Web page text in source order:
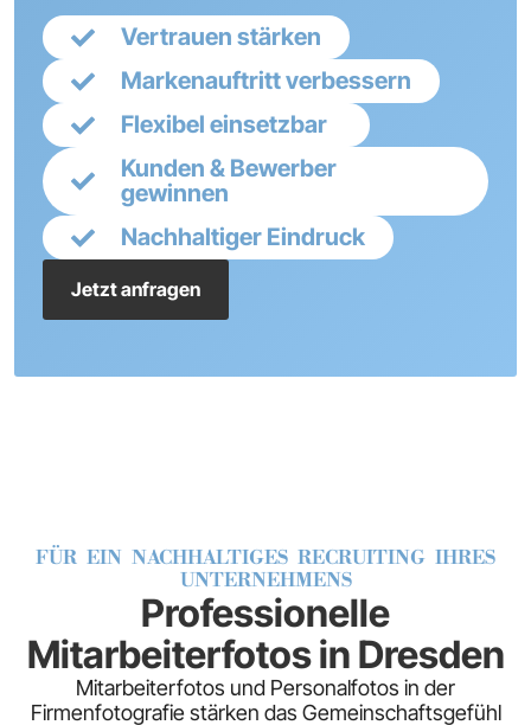
Vertrauen stärken
Markenauftritt verbessern
Flexibel einsetzbar
Kunden & Bewerber
gewinnen
Nachhaltiger Eindruck
Jetzt anfragen
FÜR EIN NACHHALTIGES RECRUITING IHRES
UNTERNEHMENS
Professionelle
Mitarbeiterfotos in Dresden
Mitarbeiterfotos und Personalfotos in der
Firmenfotografie stärken das Gemeinschaftsgefühl